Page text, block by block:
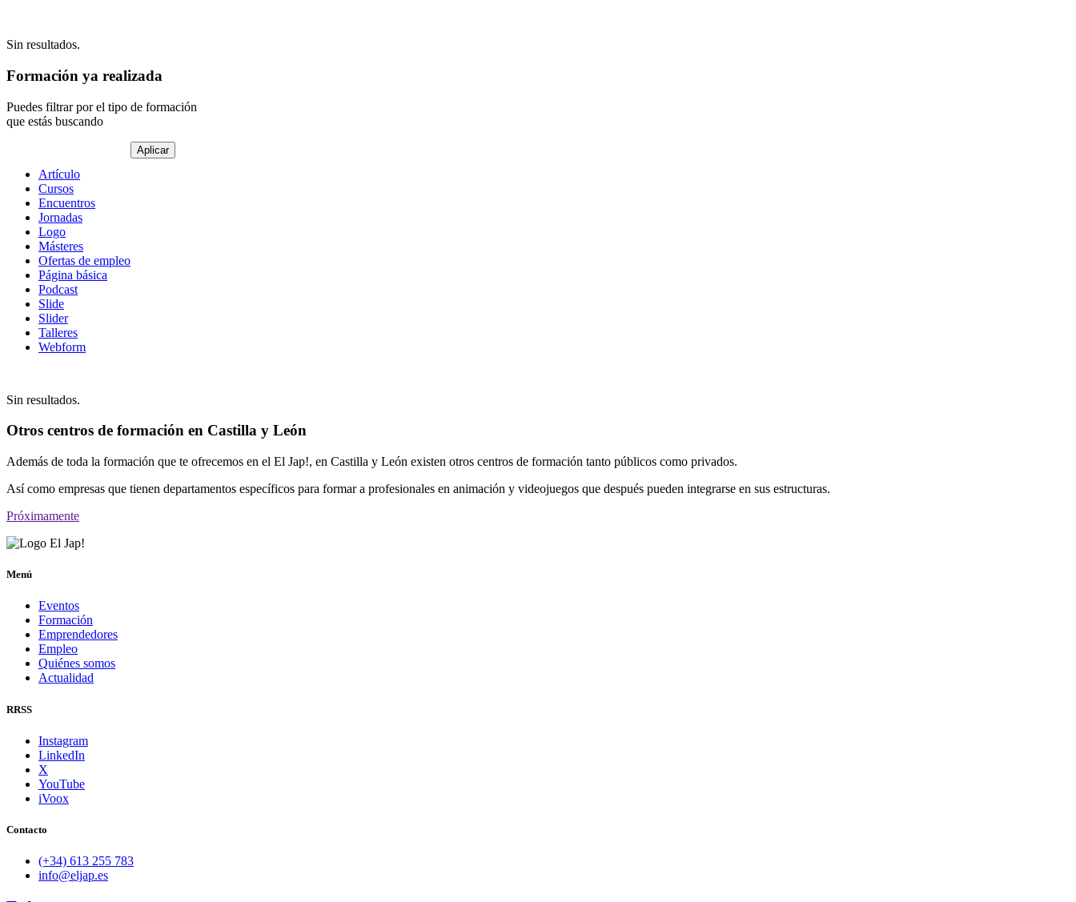
Sin resultados.
Formación ya realizada
Puedes filtrar por el tipo de formación
que estás buscando
contenido
Artículo
Cursos
Encuentros
Jornadas
Logo
Másteres
Ofertas de empleo
Página básica
Podcast
Slide
Slider
Talleres
Webform
Sin resultados.
Otros centros de formación en Castilla y León
Además de toda la formación que te ofrecemos en el El Jap!, en Castilla y León existen otros centros de formación tanto públicos como privados.
Así como empresas que tienen departamentos específicos para formar a profesionales en animación y videojuegos que después pueden integrarse en sus estructuras.
Próximamente
Menú
Eventos
Formación
Emprendedores
Empleo
Quiénes somos
Actualidad
RRSS
Instagram
LinkedIn
X
YouTube
iVoox
Contacto
(+34) 613 255 783
info@eljap.es